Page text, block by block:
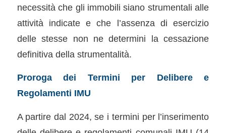
necessità che gli immobili siano strumentali alle
attività indicate e che l’assenza di esercizio
delle stesse non ne determini la cessazione
definitiva della strumentalità.
Proroga dei Termini per Delibere e
Regolamenti IMU
A partire dal 2024, se i termini per l’inserimento